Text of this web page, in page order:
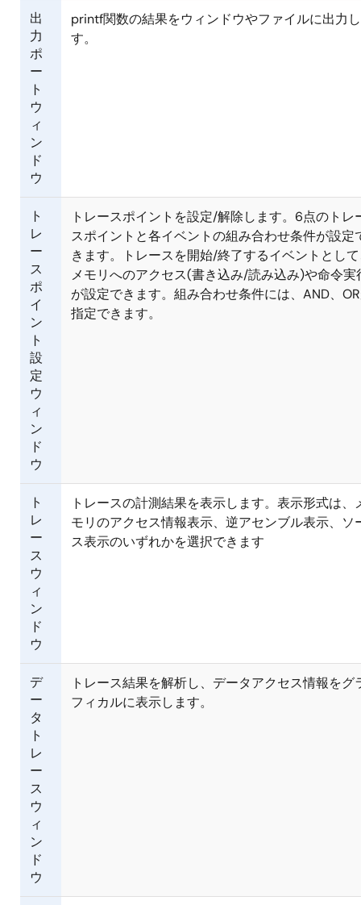
出
力
ポ
ー
ト
ウ
ィ
ン
ド
ウ
printf関数の結果をウィンドウやファイルに出力
す。
ト
レ
ー
ス
ポ
イ
ン
ト
設
定
ウ
ィ
ン
ド
ウ
トレースポイントを設定/解除します。6点のトレ
スポイントと各イベントの組み合わせ条件が設定
きます。トレースを開始/終了するイベントとし
メモリへのアクセス(書き込み/読み込み)や命令実
が設定できます。組み合わせ条件には、AND、
指定できます。
ト
レ
ー
ス
ウ
ィ
ン
ド
ウ
トレースの計測結果を表示します。表示形式は、
モリのアクセス情報表示、逆アセンブル表示、ソ
ス表示のいずれかを選択できます
デ
ー
タ
ト
レ
ー
ス
ウ
ィ
ン
ド
ウ
トレース結果を解析し、データアクセス情報をグ
フィカルに表示します。